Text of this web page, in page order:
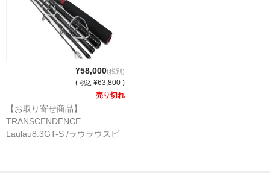
¥58,000(税別)
( 税込 ¥63,800 )
売り切れ
【お取り寄せ商品】
TRANSCENDENCE
Laulau8.3GT-S /ラウラウスピ